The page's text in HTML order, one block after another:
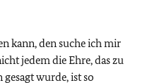
kann, den suche ich mir
jedem die Ehre, das zu
wurde, ist so